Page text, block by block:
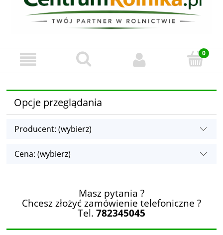
Opcje przeglądania
Producent: (wybierz)
Cena: (wybierz)
Masz pytania ?
Chcesz złożyć zamówienie telefoniczne ?
Tel. 782345045